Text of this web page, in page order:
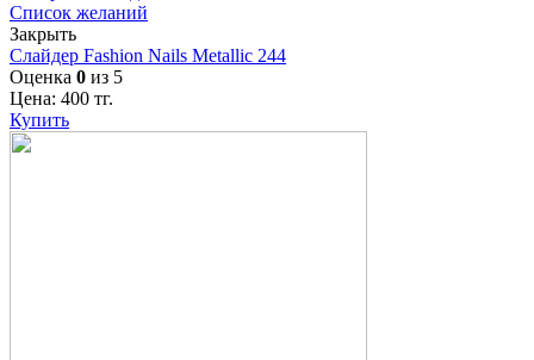
Список желаний
Закрыть
Слайдер Fashion Nails Metallic 244
Оценка 0 из 5
Цена: 400 тг.
Купить